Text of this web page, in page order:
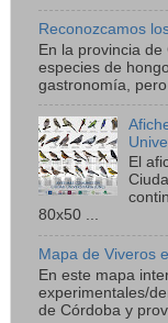
Reconozcamos
En la provincia
especies de
gastronomía, pero
El
80x50 ...
Mapa de Viveros
En este mapa
experimentales/
de Córdoba y